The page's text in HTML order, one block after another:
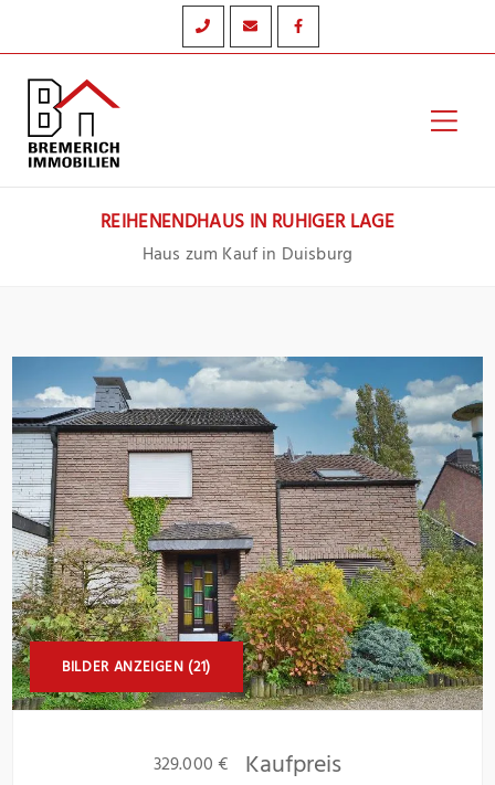
Inhalt
springen
REIHENENDHAUS IN RUHIGER LAGE
Haus zum Kauf in Duisburg
BILDER ANZEIGEN (21)
329.000 € Kaufpreis